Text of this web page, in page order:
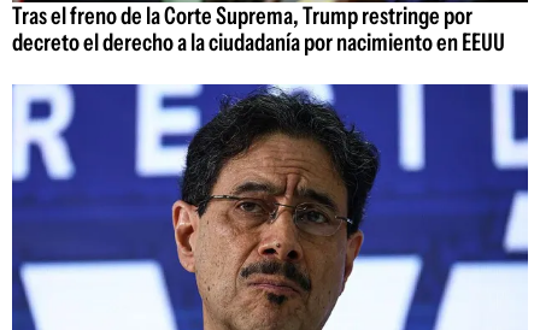
Tras el freno de la Corte Suprema, Trump restringe por
decreto el derecho a la ciudadanía por nacimiento en EEUU